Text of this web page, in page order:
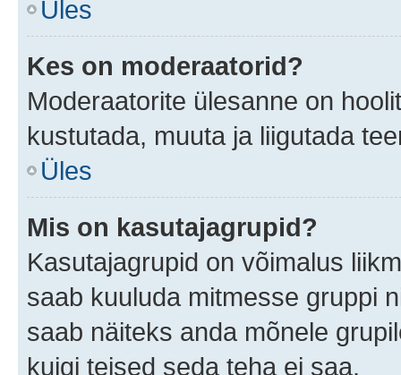
Üles
Kes on moderaatorid?
Moderaatorite ülesanne on
kustutada, muuta ja liigutada
Üles
Mis on kasutajagrupid?
Kasutajagrupid on võimalus
saab kuuluda mitmesse gruppi
saab näiteks anda mõnele
kuigi teised seda teha ei saa.